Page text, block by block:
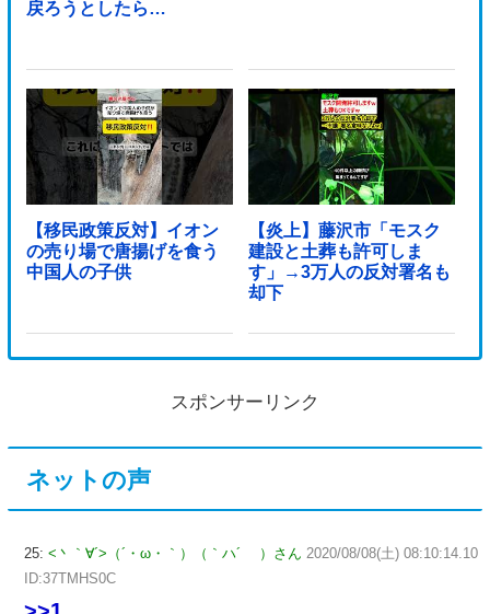
戻ろうとしたら…
【移民政策反対】イオン
の売り場で唐揚げを食う
中国人の子供
【炎上】藤沢市「モスク
建設と土葬も許可しま
す」→3万人の反対署名も
却下
スポンサーリンク
ネットの声
25: <丶｀∀´>（´・ω・｀）（｀ハ´ ）さん 2020/08/08(土) 08:10:14.10
ID:37TMHS0C